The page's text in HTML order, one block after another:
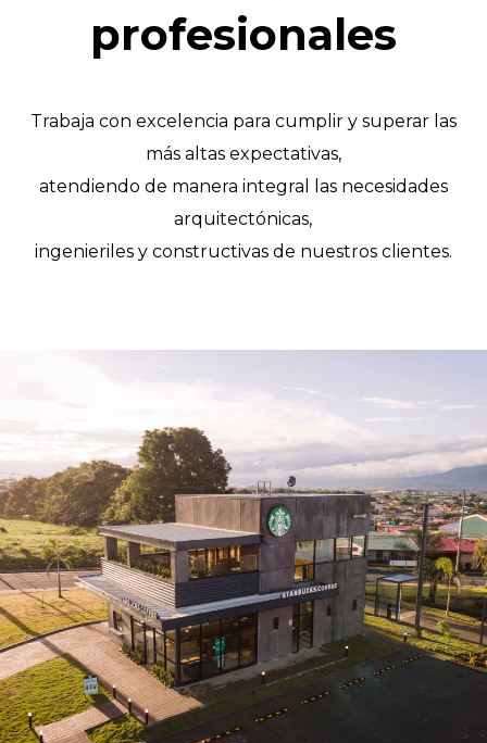
profesionales
Trabaja con excelencia para cumplir y superar las
más altas expectativas,
atendiendo de manera integral las necesidades
arquitectónicas,
ingenieriles y constructivas de nuestros clientes.